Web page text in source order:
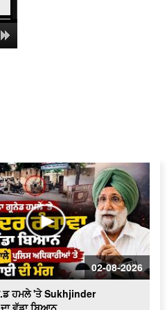
02-08-2026
ਹਮਲੇ 'ਤੇ Sukhjinder